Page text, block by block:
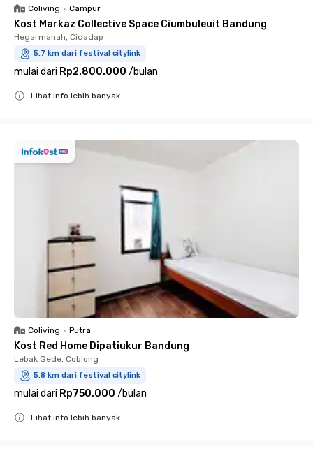
Coliving • Campur
Kost Markaz Collective Space Ciumbuleuit Bandung
Hegarmanah, Cidadap
5.7 km dari festival citylink
mulai dari Rp2.800.000 /bulan
Lihat info lebih banyak
Coliving • Putra
Kost Red Home Dipatiukur Bandung
Lebak Gede, Coblong
5.8 km dari festival citylink
mulai dari Rp750.000 /bulan
Lihat info lebih banyak